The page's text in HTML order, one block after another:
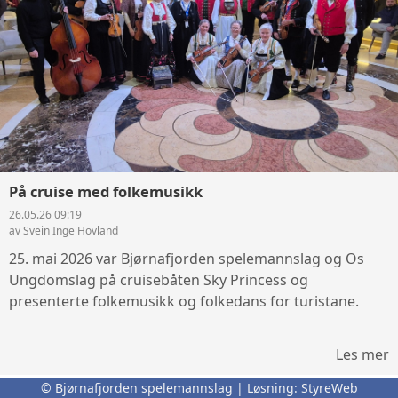
På cruise med folkemusikk
26.05.26 09:19
av Svein Inge Hovland
25. mai 2026 var Bjørnafjorden spelemannslag og Os
Ungdomslag på cruisebåten Sky Princess og
presenterte folkemusikk og folkedans for turistane.
Les mer
© Bjørnafjorden spelemannslag | Løsning: StyreWeb